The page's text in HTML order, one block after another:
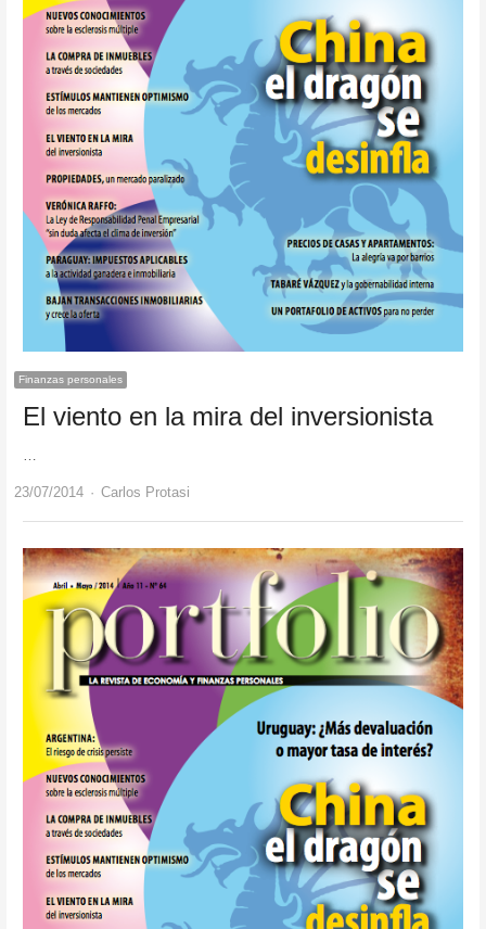
Finanzas personales
El viento en la mira del inversionista
23/07/2014 Author
Carlos Protasi